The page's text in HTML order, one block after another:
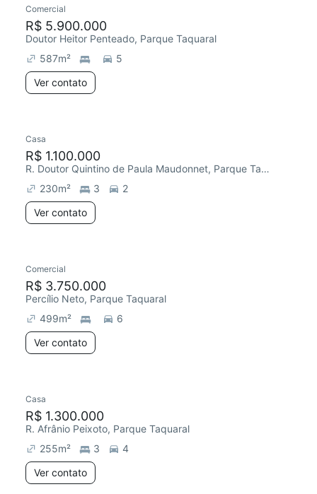
Comercial
R$ 5.900.000
Doutor Heitor Penteado, Parque Taquaral
587m²
5
Ver contato
Casa
R$ 1.100.000
R. Doutor Quintino de Paula Maudonnet, Parque Taquaral
230m² 3
2
Ver contato
Comercial
R$ 3.750.000
Percílio Neto, Parque Taquaral
499m²
6
Ver contato
Chegou este mês
Casa
R$ 1.300.000
R. Afrânio Peixoto, Parque Taquaral
255m² 3
4
Ver contato